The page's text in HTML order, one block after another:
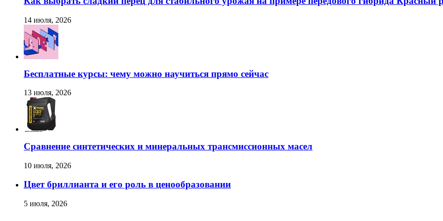
14 июля, 2026
Бесплатные курсы: чему можно научиться прямо сейчас
13 июля, 2026
Сравнение синтетических и минеральных трансмиссионных масел
10 июля, 2026
Цвет бриллианта и его роль в ценообразовании
5 июля, 2026